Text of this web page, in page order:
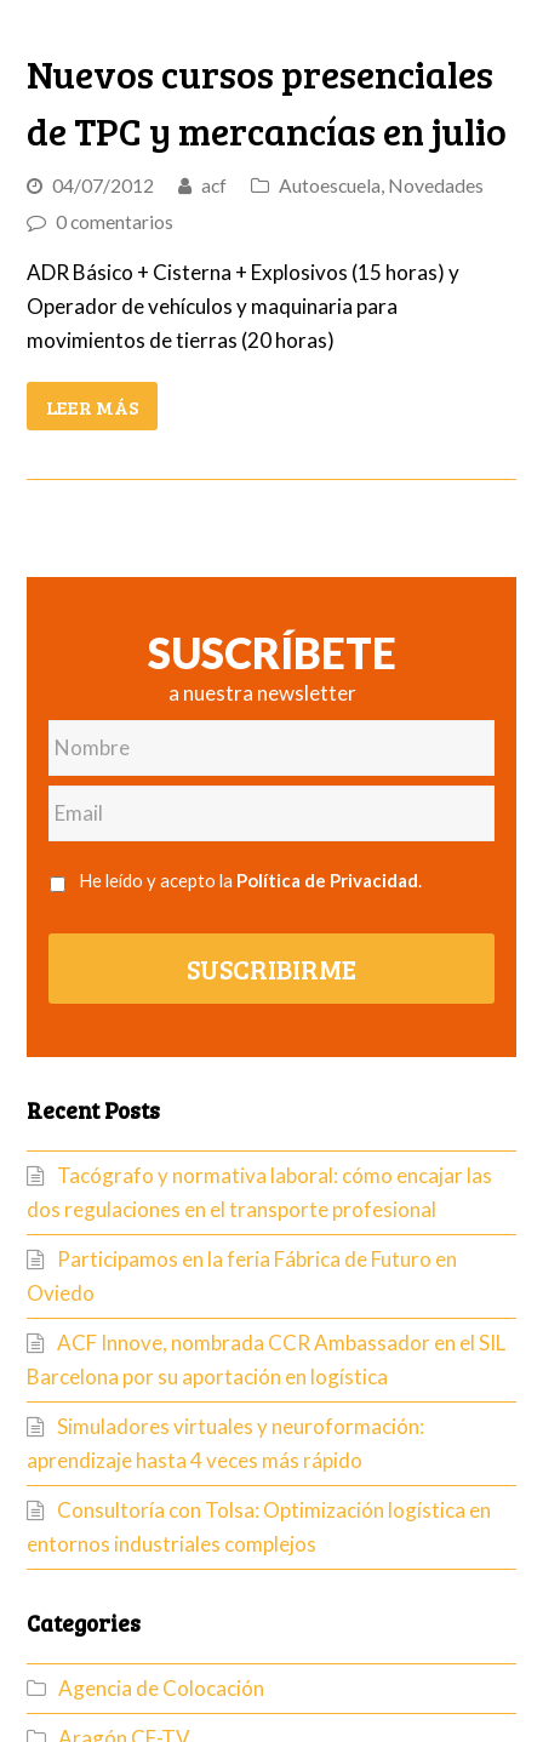
Nuevos cursos presenciales
de TPC y mercancías en julio
04/07/2012 acf Autoescuela, Novedades
0 comentarios
ADR Básico + Cisterna + Explosivos (15 horas) y
Operador de vehículos y maquinaria para
movimientos de tierras (20 horas)
LEER MÁS
SUSCRÍBETE
a nuestra newsletter
Nombre
Email
He leído y acepto la Política de Privacidad.
SUSCRIBIRME
Recent Posts
Tacógrafo y normativa laboral: cómo encajar las
dos regulaciones en el transporte profesional
Participamos en la feria Fábrica de Futuro en
Oviedo
ACF Innove, nombrada CCR Ambassador en el SIL
Barcelona por su aportación en logística
Simuladores virtuales y neuroformación:
aprendizaje hasta 4 veces más rápido
Consultoría con Tolsa: Optimización logística en
entornos industriales complejos
Categories
Agencia de Colocación